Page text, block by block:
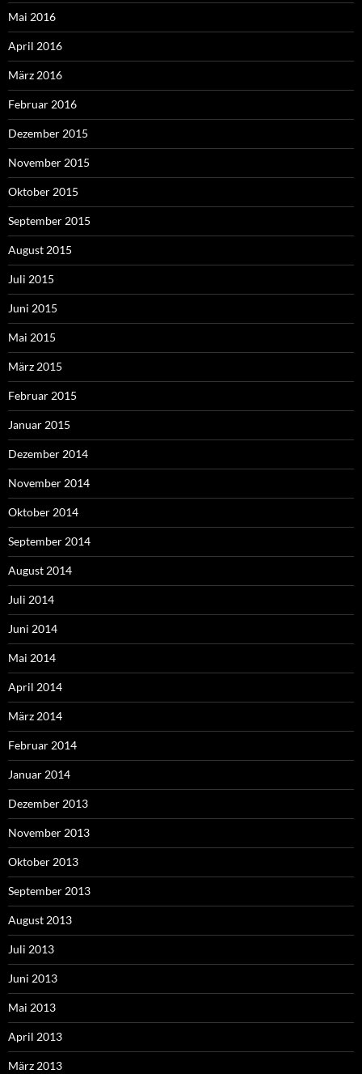
Mai 2016
April 2016
März 2016
Februar 2016
Dezember 2015
November 2015
Oktober 2015
September 2015
August 2015
Juli 2015
Juni 2015
Mai 2015
März 2015
Februar 2015
Januar 2015
Dezember 2014
November 2014
Oktober 2014
September 2014
August 2014
Juli 2014
Juni 2014
Mai 2014
April 2014
März 2014
Februar 2014
Januar 2014
Dezember 2013
November 2013
Oktober 2013
September 2013
August 2013
Juli 2013
Juni 2013
Mai 2013
April 2013
März 2013